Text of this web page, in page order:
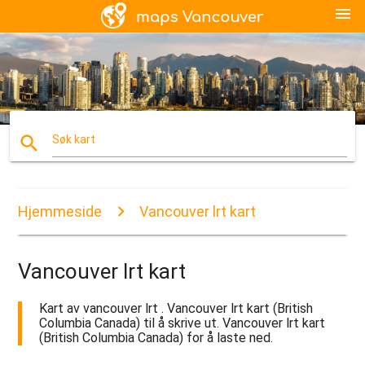
menu
search Søk kart
Hjemmeside Vancouver lrt kart
Vancouver lrt kart
Kart av vancouver lrt . Vancouver lrt kart (British
Columbia Canada) til å skrive ut. Vancouver lrt kart
(British Columbia Canada) for å laste ned.